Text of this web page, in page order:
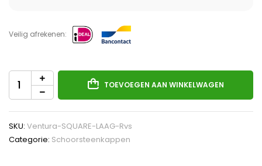
Veilig afrekenen:
TOEVOEGEN AAN WINKELWAGEN
SKU: Ventura-SQUARE-LAAG-Rvs
Categorie: Schoorsteenkappen